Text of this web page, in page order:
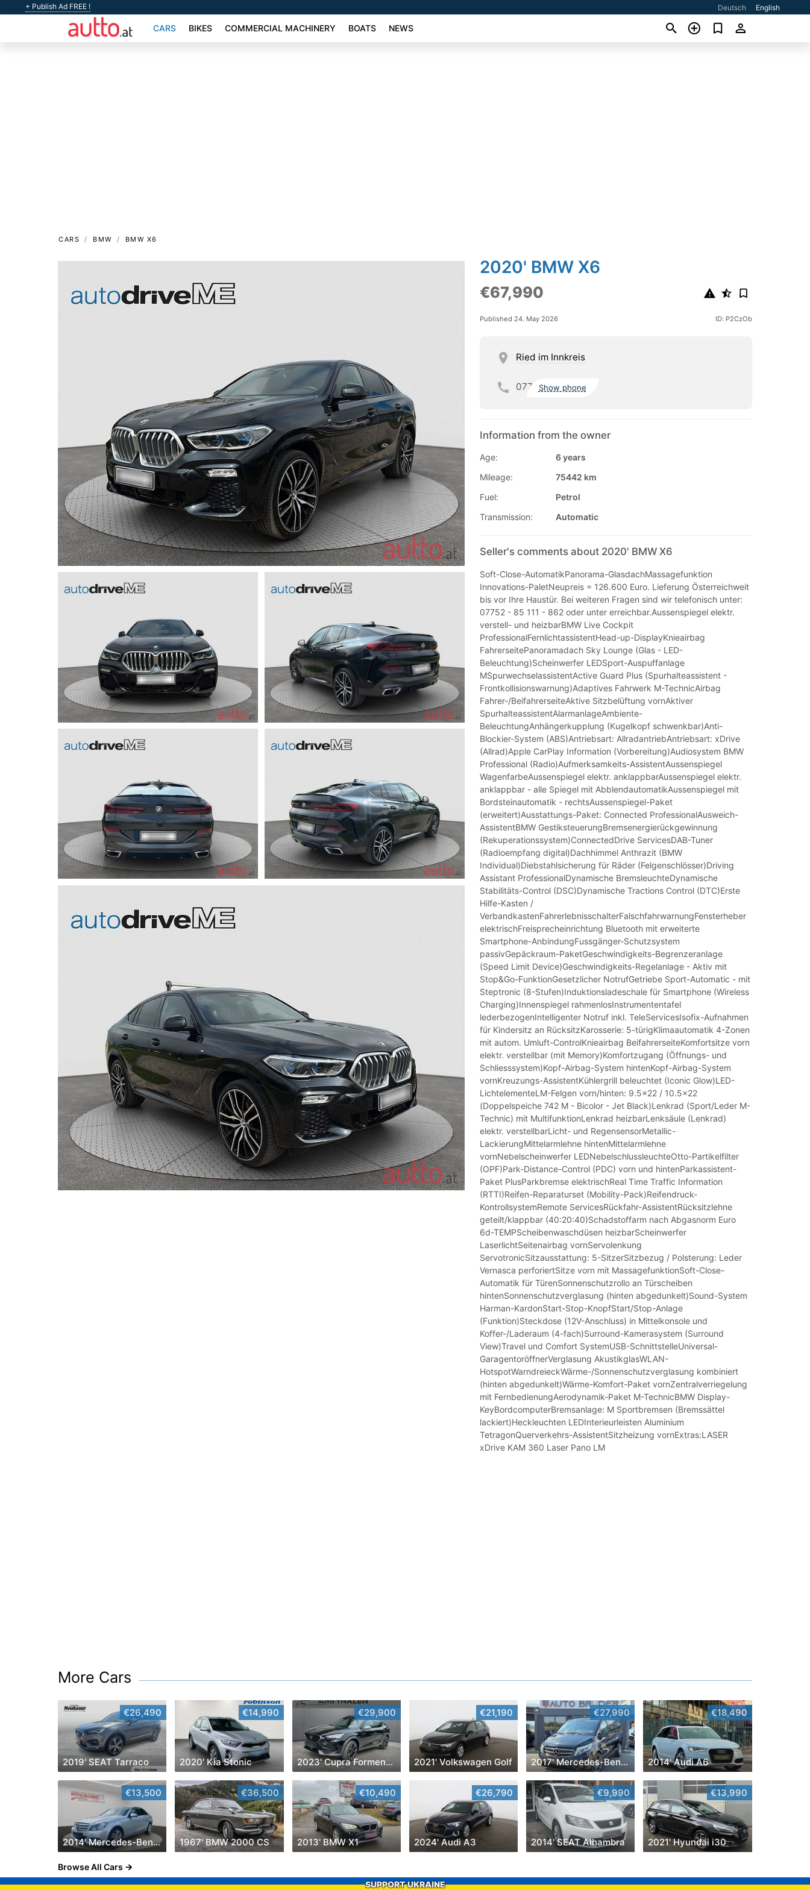
+ Publish Ad FREE ! Deutsch English
CARS BIKES COMMERCIAL MACHINERY BOATS NEWS
CARS BMW BMW X6
2020' BMW X6
€67,990
Published 24. May 2026 ID: P2CzOb
Ried im Innkreis
077 Show phone
Information from the owner
Age:
6 years
Mileage:
75442 km
Fuel:
Petrol
Transmission:
Automatic
Seller's comments about 2020' BMW X6
Soft-Close-AutomatikPanorama-GlasdachMassagefunktion
Innovations-PaletNeupreis = 126.600 Euro. Lieferung Österreichweit
bis vor Ihre Haustür. Bei weiteren Fragen sind wir telefonisch unter:
07752 - 85 111 - 862 oder unter erreichbar.Aussenspiegel elektr.
verstell- und heizbarBMW Live Cockpit
ProfessionalFernlichtassistentHead-up-DisplayKnieairbag
FahrerseitePanoramadach Sky Lounge (Glas - LED-
Beleuchtung)Scheinwerfer LEDSport-Auspuffanlage
MSpurwechselassistentActive Guard Plus (Spurhalteassistent -
Frontkollisionswarnung)Adaptives Fahrwerk M-TechnicAirbag
Fahrer-/BeifahrerseiteAktive Sitzbelüftung vornAktiver
SpurhalteassistentAlarmanlageAmbiente-
BeleuchtungAnhängerkupplung (Kugelkopf schwenkbar)Anti-
Blockier-System (ABS)Antriebsart: AllradantriebAntriebsart: xDrive
(Allrad)Apple CarPlay Information (Vorbereitung)Audiosystem BMW
Professional (Radio)Aufmerksamkeits-AssistentAussenspiegel
WagenfarbeAussenspiegel elektr. anklappbarAussenspiegel elektr.
anklappbar - alle Spiegel mit AbblendautomatikAussenspiegel mit
Bordsteinautomatik - rechtsAussenspiegel-Paket
(erweitert)Ausstattungs-Paket: Connected ProfessionalAusweich-
AssistentBMW GestiksteuerungBremsenergierückgewinnung
(Rekuperationssystem)ConnectedDrive ServicesDAB-Tuner
(Radioempfang digital)Dachhimmel Anthrazit (BMW
Individual)Diebstahlsicherung für Räder (Felgenschlösser)Driving
Assistant ProfessionalDynamische BremsleuchteDynamische
Stabilitäts-Control (DSC)Dynamische Tractions Control (DTC)Erste
Hilfe-Kasten /
VerbandkastenFahrerlebnisschalterFalschfahrwarnungFensterheber
elektrischFreisprecheinrichtung Bluetooth mit erweiterte
Smartphone-AnbindungFussgänger-Schutzsystem
passivGepäckraum-PaketGeschwindigkeits-Begrenzeranlage
(Speed Limit Device)Geschwindigkeits-Regelanlage - Aktiv mit
Stop&Go-FunktionGesetzlicher NotrufGetriebe Sport-Automatic - mit
Steptronic (8-Stufen)Induktionsladeschale für Smartphone (Wireless
Charging)Innenspiegel rahmenlosInstrumententafel
lederbezogenIntelligenter Notruf inkl. TeleServicesIsofix-Aufnahmen
für Kindersitz an RücksitzKarosserie: 5-türigKlimaautomatik 4-Zonen
mit autom. Umluft-ControlKnieairbag BeifahrerseiteKomfortsitze vorn
elektr. verstellbar (mit Memory)Komfortzugang (Öffnungs- und
Schliesssystem)Kopf-Airbag-System hintenKopf-Airbag-System
vornKreuzungs-AssistentKühlergrill beleuchtet (Iconic Glow)LED-
LichtelementeLM-Felgen vorn/hinten: 9.5x22 / 10.5x22
(Doppelspeiche 742 M - Bicolor - Jet Black)Lenkrad (Sport/Leder M-
Technic) mit MultifunktionLenkrad heizbarLenksäule (Lenkrad)
elektr. verstellbarLicht- und RegensensorMetallic-
LackierungMittelarmlehne hintenMittelarmlehne
vornNebelscheinwerfer LEDNebelschlussleuchteOtto-Partikelfilter
(OPF)Park-Distance-Control (PDC) vorn und hintenParkassistent-
Paket PlusParkbremse elektrischReal Time Traffic Information
(RTTI)Reifen-Reparaturset (Mobility-Pack)Reifendruck-
KontrollsystemRemote ServicesRückfahr-AssistentRücksitzlehne
geteilt/klappbar (40:20:40)Schadstoffarm nach Abgasnorm Euro
6d-TEMPScheibenwaschdüsen heizbarScheinwerfer
LaserlichtSeitenairbag vornServolenkung
ServotronicSitzausstattung: 5-SitzerSitzbezug / Polsterung: Leder
Vernasca perforiertSitze vorn mit MassagefunktionSoft-Close-
Automatik für TürenSonnenschutzrollo an Türscheiben
hintenSonnenschutzverglasung (hinten abgedunkelt)Sound-System
Harman-KardonStart-Stop-KnopfStart/Stop-Anlage
(Funktion)Steckdose (12V-Anschluss) in Mittelkonsole und
Koffer-/Laderaum (4-fach)Surround-Kamerasystem (Surround
View)Travel und Comfort SystemUSB-SchnittstelleUniversal-
GaragentoröffnerVerglasung AkustikglasWLAN-
HotspotWarndreieckWärme-/Sonnenschutzverglasung kombiniert
(hinten abgedunkelt)Wärme-Komfort-Paket vornZentralverriegelung
mit FernbedienungAerodynamik-Paket M-TechnicBMW Display-
KeyBordcomputerBremsanlage: M Sportbremsen (Bremssättel
lackiert)Heckleuchten LEDInterieurleisten Aluminium
TetragonQuerverkehrs-AssistentSitzheizung vornExtras:LASER
xDrive KAM 360 Laser Pano LM
More Cars
€26,490
2019' SEAT Tarraco
€14,990
2020' Kia Stonic
€29,900
2023' Cupra Formentor
€21,190
2021' Volkswagen Golf
€27,990
2017' Mercedes-Benz Vito
€18,490
2014' Audi A6
€13,500
2014' Mercedes-Benz C-Klasse
€36,500
1967' BMW 2000 CS
€10,490
2013' BMW X1
€26,790
2024' Audi A3
€9,990
2014' SEAT Alhambra
€13,990
2021' Hyundai i30
Browse All Cars
SUPPORT UKRAINE